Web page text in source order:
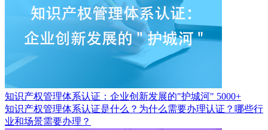
知识产权管理体系认证：企业创新发展的"护城河" 5000+
知识产权管理体系认证是什么？为什么需要办理认证？哪些行
业和场景需要办理？